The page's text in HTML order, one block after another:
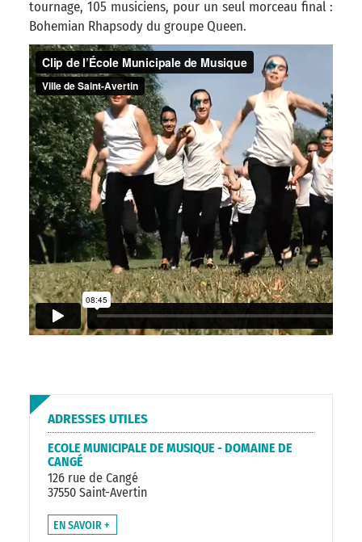
tournage, 105 musiciens, pour un seul morceau final :
Bohemian Rhapsody du groupe Queen.
ADRESSES UTILES
ECOLE MUNICIPALE DE MUSIQUE - DOMAINE DE
CANGÉ
126 rue de Cangé
37550 Saint-Avertin
EN SAVOIR +